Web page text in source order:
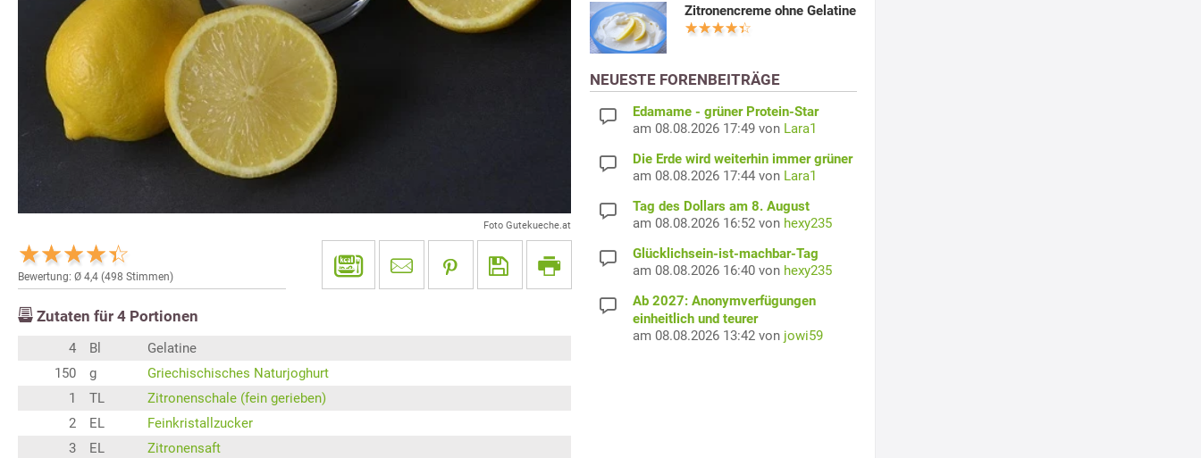
Foto Gutekueche.at
Bewertung: Ø 4,4 (498 Stimmen)
Zutaten für 4 Portionen
4 Bl
Gelatine
150
g
Griechischisches Naturjoghurt
1
TL
Zitronenschale (fein gerieben)
2
EL
Feinkristallzucker
3
EL
Zitronensaft
Zitronencreme ohne Gelatine
NEUESTE FORENBEITRÄGE
Edamame - grüner Protein-Star
am 08.08.2026 17:49 von Lara1
Die Erde wird weiterhin immer grüner
am 08.08.2026 17:44 von Lara1
Tag des Dollars am 8. August
am 08.08.2026 16:52 von hexy235
Glücklichsein-ist-machbar-Tag
am 08.08.2026 16:40 von hexy235
Ab 2027: Anonymverfügungen
einheitlich und teurer
am 08.08.2026 13:42 von jowi59